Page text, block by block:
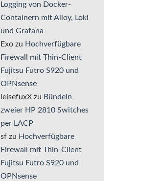
Logging von Docker-
Containern mit Alloy, Loki
und Grafana
Exo zu Hochverfügbare
Firewall mit Thin-Client
Fujitsu Futro S920 und
OPNsense
leisefuxX zu Bündeln
zweier HP 2810 Switches
per LACP
sf zu Hochverfügbare
Firewall mit Thin-Client
Fujitsu Futro S920 und
OPNsense